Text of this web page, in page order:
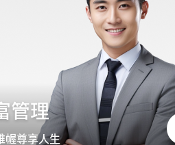
管理
幄尊享人生